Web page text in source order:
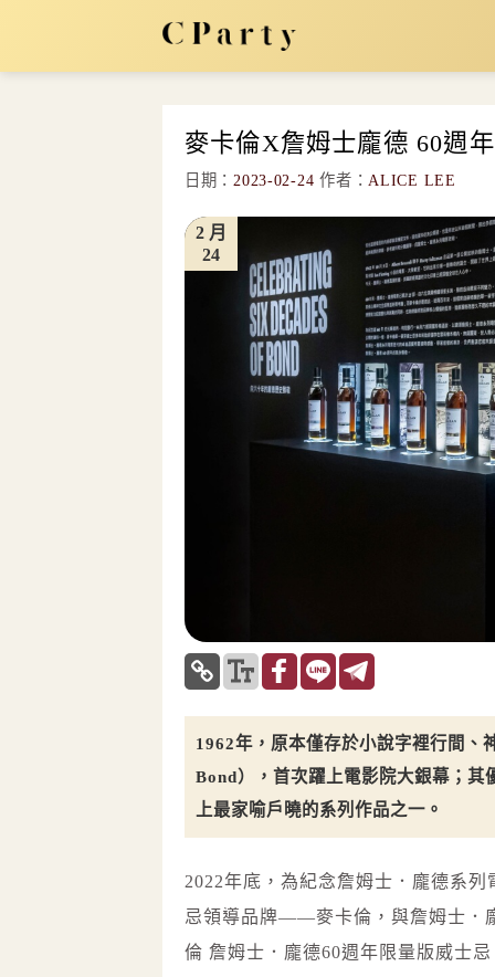
content
麥卡倫X詹姆士龐德 60週
日期： 2023-02-24 作者： ALICE LEE
24
2 月
1962年，原本僅存於小說字裡行間、
Bond），首次躍上電影院大銀幕；其
上最家喻戶曉的系列作品之一。
2022年底，為紀念詹姆士．龐德系
忌領導品牌——麥卡倫，與詹姆士．
倫 詹姆士．龐德60週年限量版威士